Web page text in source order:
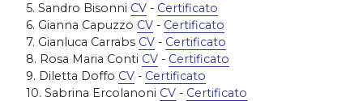
5. Sandro Bisonni CV - Certificato
6. Gianna Capuzzo CV - Certificato
7. Gianluca Carrabs CV - Certificato
8. Rosa Maria Conti CV - Certificato
9. Diletta Doffo CV - Certificato
10. Sabrina Ercolanoni CV - Certificato